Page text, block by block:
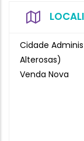
Cidade
Alterosas)
Venda Nova